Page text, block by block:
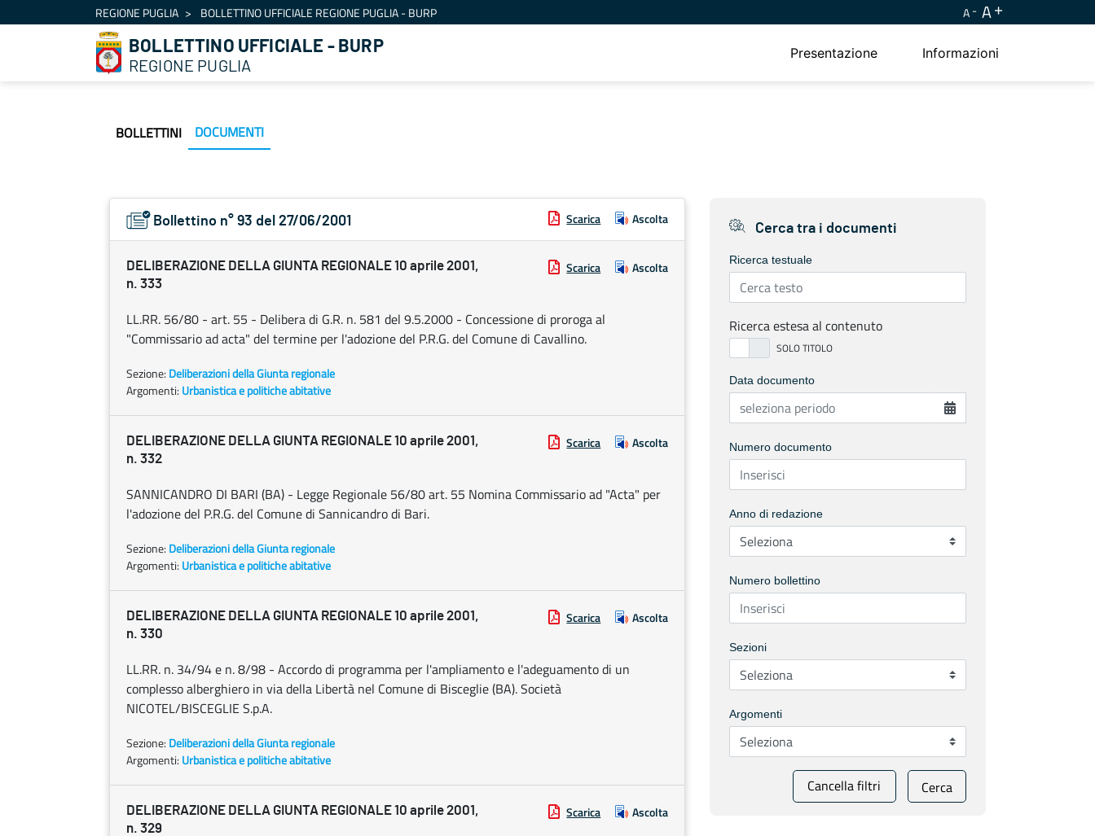
Salta al contenutoREGIONE PUGLIA BOLLETTINO UFFICIALE REGIONE PUGLIA - BURP A A
BOLLETTINO UFFICIALE - BURP
REGIONE PUGLIA
Presentazione Informazioni
BOLLETTINI DOCUMENTI
Bollettino n° 93 del 27/06/2001 Scarica Ascolta
DELIBERAZIONE DELLA GIUNTA REGIONALE 10 aprile 2001,
n. 333
Scarica Ascolta
LL.RR. 56/80 - art. 55 - Delibera di G.R. n. 581 del 9.5.2000 - Concessione di proroga al
"Commissario ad acta" del termine per l'adozione del P.R.G. del Comune di Cavallino.
Sezione: Deliberazioni della Giunta regionale
Argomenti: Urbanistica e politiche abitative
DELIBERAZIONE DELLA GIUNTA REGIONALE 10 aprile 2001,
n. 332
Scarica Ascolta
SANNICANDRO DI BARI (BA) - Legge Regionale 56/80 art. 55 Nomina Commissario ad "Acta" per
l'adozione del P.R.G. del Comune di Sannicandro di Bari.
Sezione: Deliberazioni della Giunta regionale
Argomenti: Urbanistica e politiche abitative
DELIBERAZIONE DELLA GIUNTA REGIONALE 10 aprile 2001,
n. 330
Scarica Ascolta
LL.RR. n. 34/94 e n. 8/98 - Accordo di programma per l'ampliamento e l'adeguamento di un
complesso alberghiero in via della Libertà nel Comune di Bisceglie (BA). Società
NICOTEL/BISCEGLIE S.p.A.
Sezione: Deliberazioni della Giunta regionale
Argomenti: Urbanistica e politiche abitative
DELIBERAZIONE DELLA GIUNTA REGIONALE 10 aprile 2001,
n. 329
Scarica Ascolta
Cerca tra i documenti
Ricerca testuale
Ricerca estesa al contenuto
Data documento
Numero documento
Anno di redazione
Numero bollettino
Sezioni
Argomenti
Cancella filtri Cerca